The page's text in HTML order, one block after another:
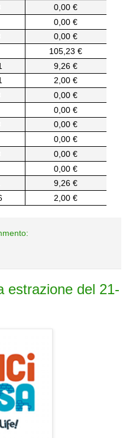
0,00 €
0,00 €
0,00 €
105,23 €
9,26 €
2,00 €
0,00 €
0,00 €
0,00 €
0,00 €
0,00 €
0,00 €
9,26 €
2,00 €
estrazione del 21-